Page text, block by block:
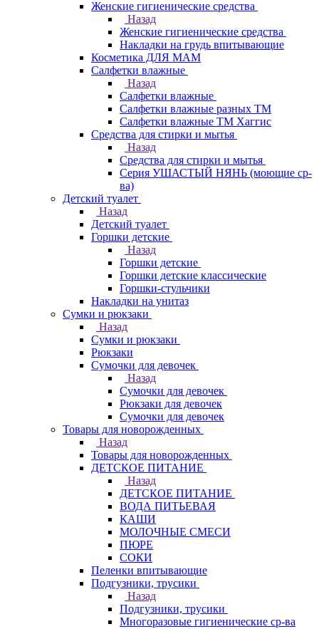
Женские гигиенические средства
Назад
Женские гигиенические средства
Накладки на грудь впитывающие
Косметика ДЛЯ МАМ
Салфетки влажные
Назад
Салфетки влажные
Салфетки влажные разных ТМ
Салфетки влажные ТМ Хаггис
Средства для стирки и мытья
Назад
Средства для стирки и мытья
Серия УШАСТЫЙ НЯНЬ (моющие ср-
ва)
Детский туалет
Назад
Детский туалет
Горшки детские
Назад
Горшки детские
Горшки детские классические
Горшки-стульчики
Накладки на унитаз
Сумки и рюкзаки
Назад
Сумки и рюкзаки
Рюкзаки
Сумочки для девочек
Назад
Сумочки для девочек
Рюкзаки для девочек
Сумочки для девочек
Товары для новорожденных
Назад
Товары для новорожденных
ДЕТСКОЕ ПИТАНИЕ
Назад
ДЕТСКОЕ ПИТАНИЕ
ВОДА ПИТЬЕВАЯ
КАШИ
МОЛОЧНЫЕ СМЕСИ
ПЮРЕ
СОКИ
Пеленки впитывающие
Подгузники, трусики
Назад
Подгузники, трусики
Многоразовые гигиенические ср-ва